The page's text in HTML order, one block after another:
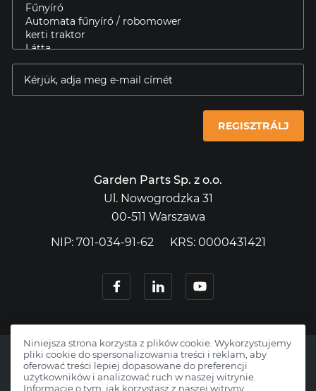
REGISZTRÁLJ
Garden Parts Sp. z o.o.
Ul. Nowogrodzka 31
00-511 Warszawa
NIP: 701-034-91-62
KRS: 0000431421
Niniejsza strona korzysta z plików cookie. Wykorzystujemy
pliki cookie do spersonalizowania treści i reklam, aby
oferować treści lepiej dopasowane do preferencji
użytkowników i analizować ruch w naszej witrynie.
Informacje o tym, jak korzystasz z naszej witryny,